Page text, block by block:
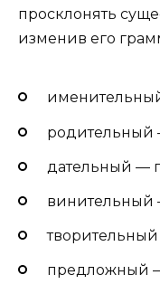
просклонять
изменив его
родительный
дательный —
винительный
предложный